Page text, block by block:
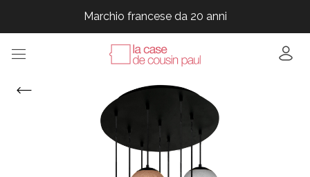
Marchio francese da 20 anni
Marchio francese da 20 anni
Marchio francese da 20 anni